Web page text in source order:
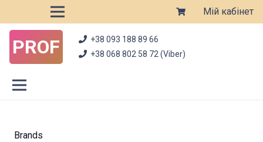
Мій кабінет
PROF
+38 093 188 89 66
+38 068 802 58 72 (Viber)
Brands